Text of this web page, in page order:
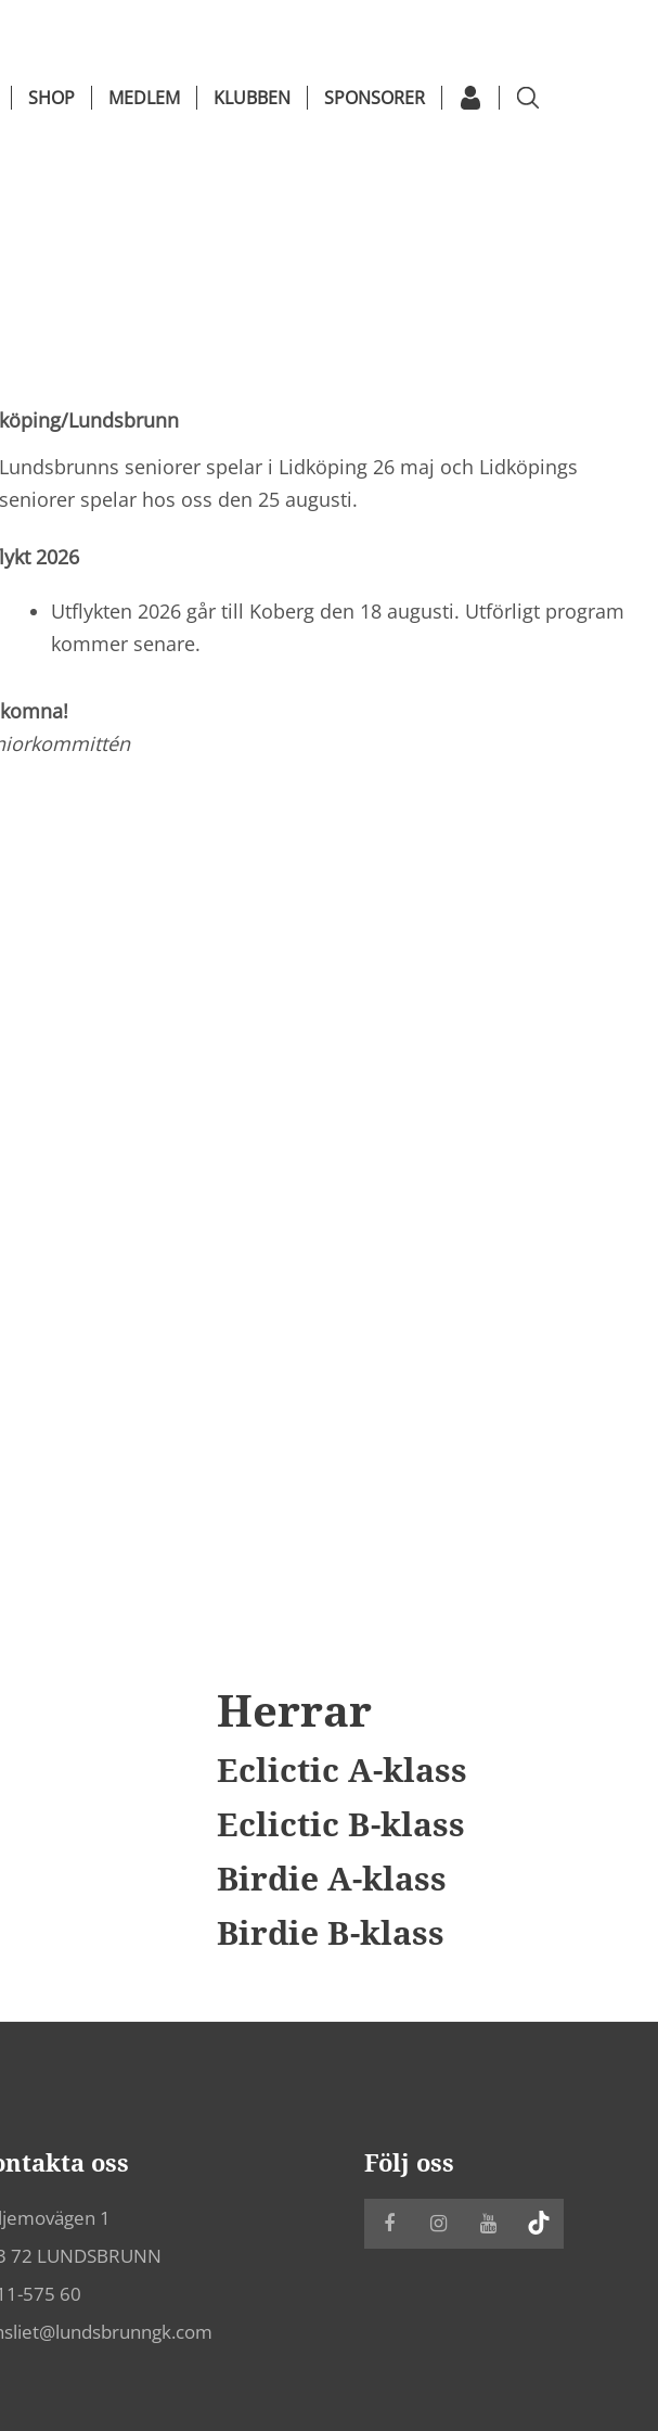
SHOP MEDLEM KLUBBEN SPONSORER
Lundsbrunn
Lundsbrunns seniorer spelar i Lidköping 26 maj och Lidköpings
seniorer spelar hos oss den 25 augusti.
2026
Utflykten 2026 går till Koberg den 18 augusti. Utförligt program
kommer senare.
Herrar
Eclictic A-klass
Eclictic B-klass
Birdie A-klass
Birdie B-klass
oss
1
72 LUNDSBRUNN
575 60
Följ oss